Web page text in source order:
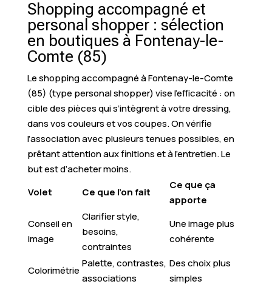
Shopping accompagné et
personal shopper : sélection
en boutiques à Fontenay-le-
Comte (85)
Le shopping accompagné à Fontenay-le-Comte
(85) (type personal shopper) vise l’efficacité : on
cible des pièces qui s’intègrent à votre dressing,
dans vos couleurs et vos coupes. On vérifie
l’association avec plusieurs tenues possibles, en
prêtant attention aux finitions et à l’entretien. Le
but est d’acheter moins.
Volet
Ce que l’on fait
Ce que ça
apporte
Conseil en
image
Clarifier style,
besoins,
contraintes
Une image plus
cohérente
Colorimétrie
Palette, contrastes,
associations
Des choix plus
simples